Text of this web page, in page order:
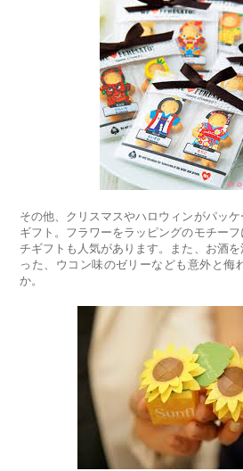
その他、クリスマスやハロウィンがパッ
ギフト。フラワーをラッピングのモチー
チギフトも人気があります。また、お酒
った、ウコン味のゼリーなども意外と侮
か。